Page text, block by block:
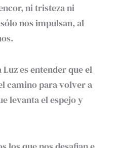
ni tristeza ni
nos impulsan, al
es entender que el
camino para volver a
levanta el espejo y